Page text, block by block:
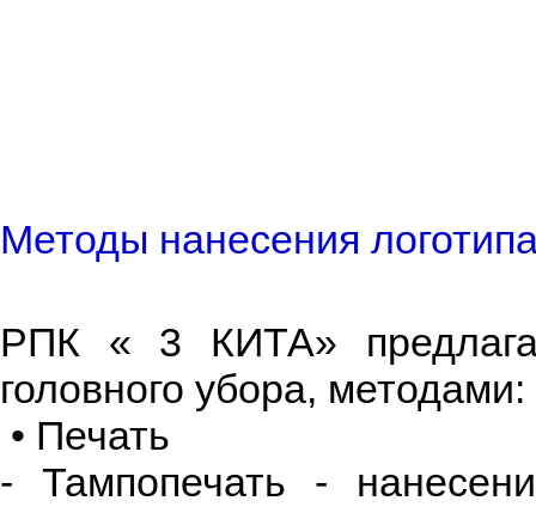
Методы нанесения
РПК « 3 КИТА»
головного убора,
• Печать
- Тампопечать -